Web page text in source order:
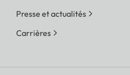
Presse et actualités
Carrières